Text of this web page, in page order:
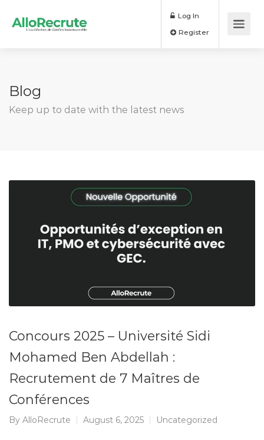
Log In
Blog
Keep up to date with the latest news
Concours 2025 – Université Sidi
Mohamed Ben Abdellah :
Recrutement de 7 Maîtres de
Conférences
By AlloRecrute August 6, 2025 Uncategorized